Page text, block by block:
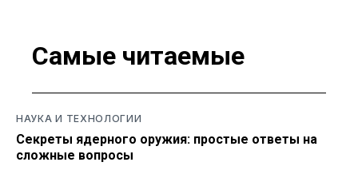
Самые читаемые
НАУКА И ТЕХНОЛОГИИ
Секреты ядерного оружия: простые ответы на
сложные вопросы